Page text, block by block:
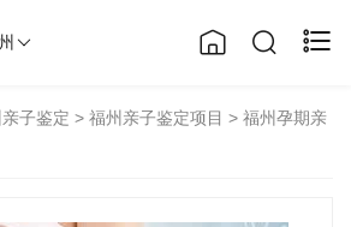
子鉴定 > 福州亲子鉴定项目 > 福州孕期亲